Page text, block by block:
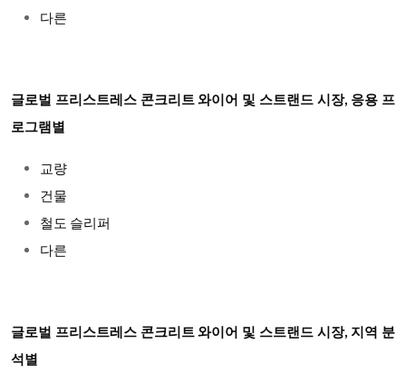
다른
글로벌 프리스트레스 콘크리트 와이어 및 스트랜드 시장, 응용 프
로그램별
교량
건물
철도 슬리퍼
다른
글로벌 프리스트레스 콘크리트 와이어 및 스트랜드 시장, 지역 분
석별